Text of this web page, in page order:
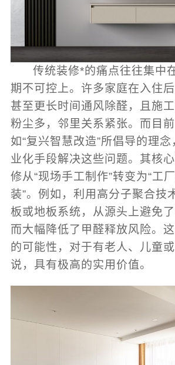
传统装修*的痛点往往集中
期不可控上。许多家庭在入住
甚至更长时间通风除醛，且施工
粉尘多，邻里关系紧张。而目
如“复兴智慧改造”所倡导的理
业化手段解决这些问题。其核
修从“现场手工制作”转变为“工
装”。例如，利用高分子聚合技
板或地板系统，从源头上避免
而大幅降低了甲醛释放风险。
的可能性，对于有老人、儿童
说，具有极高的实用价值。